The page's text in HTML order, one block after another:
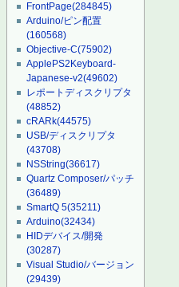
FrontPage(284845)
Arduino/ピン配置
(160568)
Objective-C(75902)
ApplePS2Keyboard-
Japanese-v2(49602)
レポートディスクリプタ
(48852)
cRARk(44575)
USB/ディスクリプタ
(43708)
NSString(36617)
Quartz Composer/パッチ
(36489)
SmartQ 5(35211)
Arduino(32434)
HIDデバイス/開発
(30287)
Visual Studio/バージョン
(29439)